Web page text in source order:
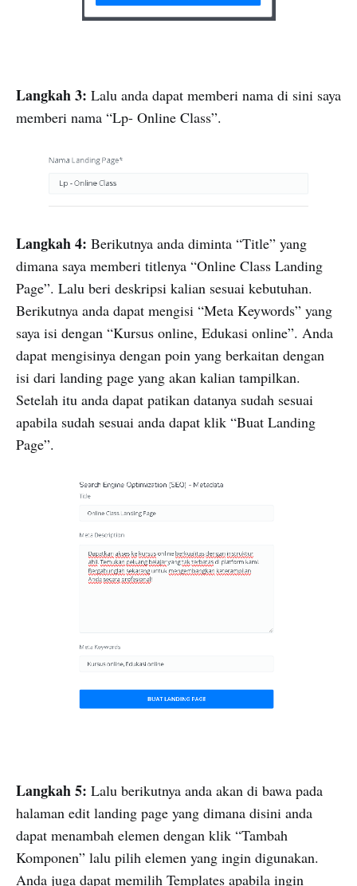
Langkah 3: Lalu anda dapat memberi nama di sini saya
memberi nama “Lp- Online Class”.
Langkah 4: Berikutnya anda diminta “Title” yang
dimana saya memberi titlenya “Online Class Landing
Page”. Lalu beri deskripsi kalian sesuai kebutuhan.
Berikutnya anda dapat mengisi “Meta Keywords” yang
saya isi dengan “Kursus online, Edukasi online”. Anda
dapat mengisinya dengan poin yang berkaitan dengan
isi dari landing page yang akan kalian tampilkan.
Setelah itu anda dapat patikan datanya sudah sesuai
apabila sudah sesuai anda dapat klik “Buat Landing
Page”.
Langkah 5: Lalu berikutnya anda akan di bawa pada
halaman edit landing page yang dimana disini anda
dapat menambah elemen dengan klik “Tambah
Komponen” lalu pilih elemen yang ingin digunakan.
Anda juga dapat memilih Templates apabila ingin